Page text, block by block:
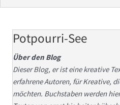
Potpourri-See
Über den Blog
Dieser Blog, er ist eine kreative
erfahrene Autoren, für Kreative,
möchten. Buchstaben werden